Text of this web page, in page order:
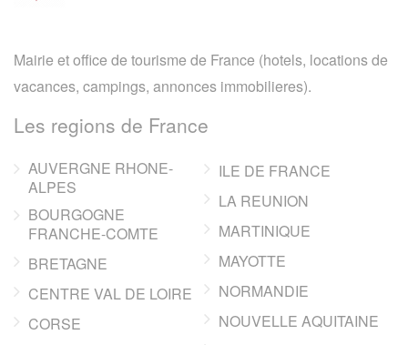
Mairie et office de tourisme de France (hotels, locations de
vacances, campings, annonces immobilieres).
Les regions de France
AUVERGNE RHONE-
ALPES
BOURGOGNE
FRANCHE-COMTE
BRETAGNE
CENTRE VAL DE LOIRE
CORSE
ILE DE FRANCE
LA REUNION
MARTINIQUE
MAYOTTE
NORMANDIE
NOUVELLE AQUITAINE